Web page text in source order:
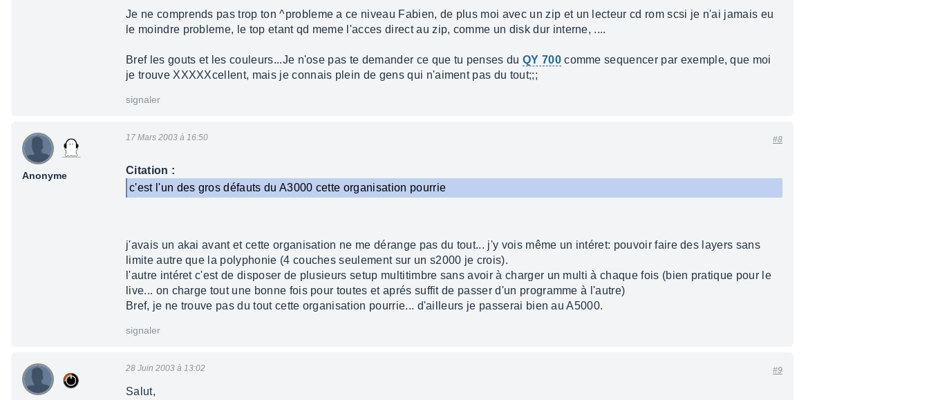
Je ne comprends pas trop ton ^probleme a ce niveau Fabien, de plus moi avec un zip et un lecteur cd rom scsi je n'ai jamais eu
le moindre probleme, le top etant qd meme l'acces direct au zip, comme un disk dur interne, ....
Bref les gouts et les couleurs...Je n'ose pas te demander ce que tu penses du QY 700comme sequencer par exemple, que moi
je trouve XXXXXcellent, mais je connais plein de gens qui n'aiment pas du tout;;;
signaler
Anonyme
17 Mars 2003 à 16:50 #8
Citation :
c'est l'un des gros défauts du A3000 cette organisation pourrie
j'avais un akai avant et cette organisation ne me dérange pas du tout... j'y vois même un intéret: pouvoir faire des layers sans
limite autre que la polyphonie (4 couches seulement sur un s2000 je crois).
l'autre intéret c'est de disposer de plusieurs setup multitimbre sans avoir à charger un multi à chaque fois (bien pratique pour le
live... on charge tout une bonne fois pour toutes et aprés suffit de passer d'un programme à l'autre)
Bref, je ne trouve pas du tout cette organisation pourrie... d'ailleurs je passerai bien au A5000.
signaler
28 Juin 2003 à 13:02 #9
Salut,